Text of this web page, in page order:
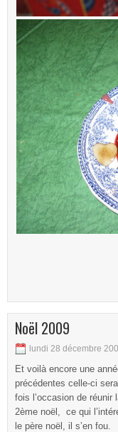
Noël 2009
lundi 28 décembre
Et voilà encore une
précédentes celle-ci
fois l’occasion de
2ème noël, ce qui
le père noël, il s’en fou.